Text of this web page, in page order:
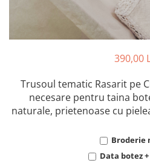
390,00
Trusoul tematic Rasarit pe
necesare pentru taina
naturale, prietenoase cu
Broderie
Data botez +